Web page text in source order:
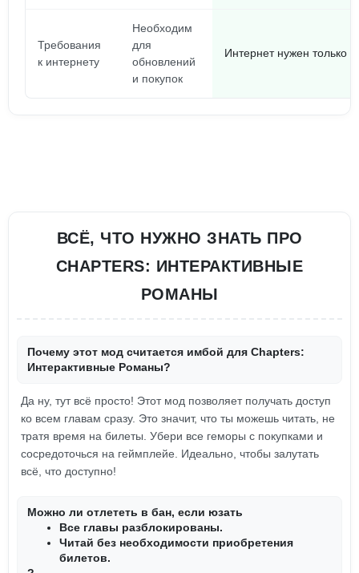
Требования
к интернету
Необходим
для
обновлений
и покупок
Интернет нужен только
ВСЁ, ЧТО НУЖНО ЗНАТЬ ПРО
CHAPTERS: ИНТЕРАКТИВНЫЕ
РОМАНЫ
Почему этот мод считается имбой для Chapters:
Интерактивные Романы?
Да ну, тут всё просто! Этот мод позволяет получать доступ
ко всем главам сразу. Это значит, что ты можешь читать, не
тратя время на билеты. Убери все геморы с покупками и
сосредоточься на геймплейе. Идеально, чтобы залутать
всё, что доступно!
Можно ли отлететь в бан, если юзать
Все главы разблокированы.
Читай без необходимости приобретения
билетов.